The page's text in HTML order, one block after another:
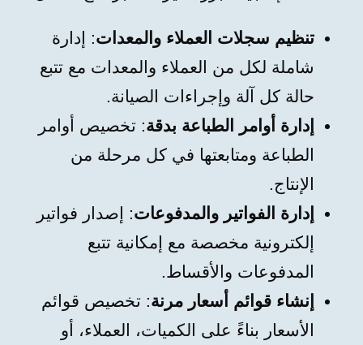
تنظيم سجلات العملاء والمعدات: إدارة
شاملة لكل من العملاء والمعدات مع تتبع
حالة كل آلة وإجراءات الصيانة.
إدارة أوامر الطباعة بدقة: تخصيص أوامر
الطباعة ومتابعتها في كل مرحلة من
الإنتاج.
إدارة الفواتير والمدفوعات: إصدار فواتير
إلكترونية مخصصة مع إمكانية تتبع
المدفوعات والأقساط.
إنشاء قوائم أسعار مرنة: تخصيص قوائم
الأسعار بناءً على الكميات، العملاء، أو